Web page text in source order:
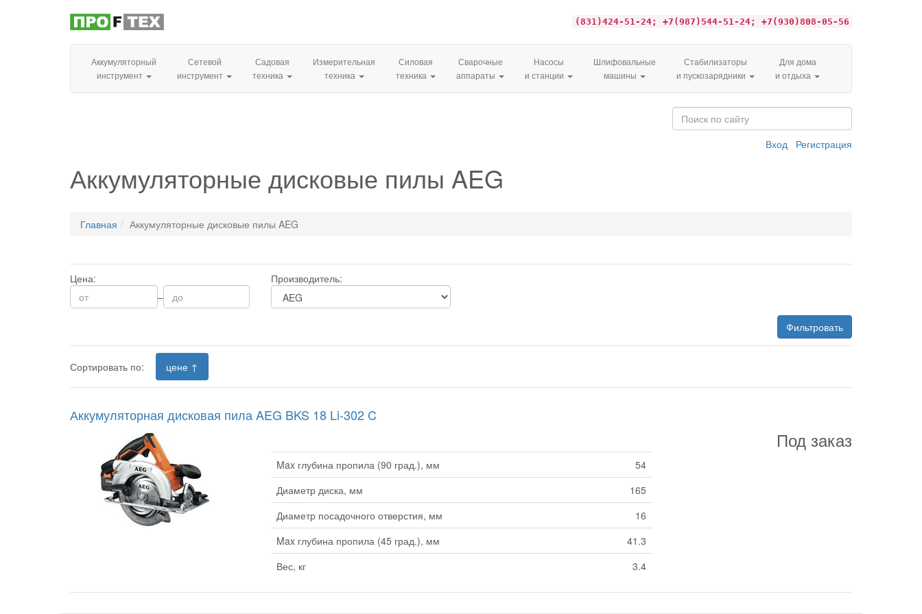
(831)424-51-24; +7(987)544-51-24; +7(930)808-05-56
Аккумуляторный
инструмент
Сетевой
инструмент
Садовая
техника
Измерительная
техника
Силовая
техника
Сварочные
аппараты
Насосы
и станции
Шлифовальные
машины
Стабилизаторы
и пускозарядники
Для дома
и отдыха
Вход Регистрация
Аккумуляторные дисковые пилы AEG
Главная Аккумуляторные дисковые пилы AEG
Цена:
–
Производитель:
Фильтровать
Сортировать по: цене ↑
Аккумуляторная дисковая пила AEG BKS 18 Li-302 C
Под заказ
Max глубина пропила (90 град.), мм
54
Диаметр диска, мм
165
Диаметр посадочного отверстия, мм
16
Max глубина пропила (45 град.), мм
41.3
Вес, кг
3.4